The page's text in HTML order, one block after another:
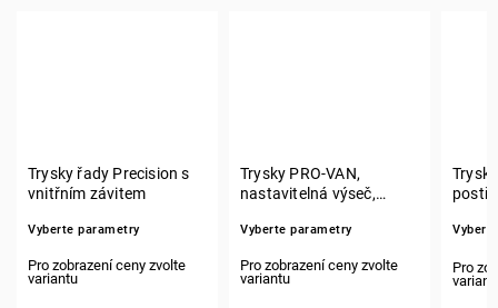
Trysky řady Precision s
vnitřním závitem
Vyberte parametry
Trysky PRO-VAN,
nastavitelná výseč,
postřikovače SL a I-PRO
Vyberte parametry